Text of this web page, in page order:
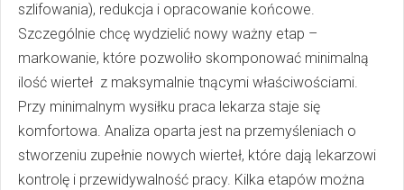
szlifowania), redukcja i opracowanie końcowe.
Szczególnie chcę wydzielić nowy ważny etap –
markowanie, które pozwoliło skomponować minimalną
ilość wierteł z maksymalnie tnącymi właściwościami.
Przy minimalnym wysiłku praca lekarza staje się
komfortowa. Analiza oparta jest na przemyśleniach o
stworzeniu zupełnie nowych wierteł, które dają lekarzowi
kontrolę i przewidywalność pracy. Kilka etapów można